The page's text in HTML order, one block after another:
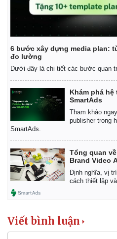
6 bước xây dựng media plan:
đo lường
Dưới đây là chi tiết các bước quan
Khám phá
SmartAds
Tham khảo
publisher trong
SmartAds.
Tổng quan
Brand Video
Định nghĩa, vị
cách thiết lập
Viết bình luận